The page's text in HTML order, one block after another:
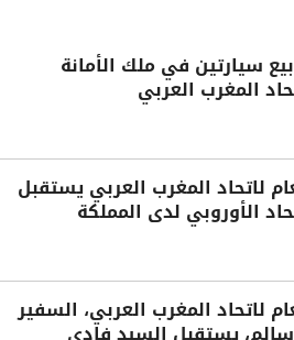
سيارتين في ملك الأمانة
المغرب العربي
لاتحاد المغرب العربي يستقبل
الأوروبي لدى المملكة
لاتحاد المغرب العربي، السفير